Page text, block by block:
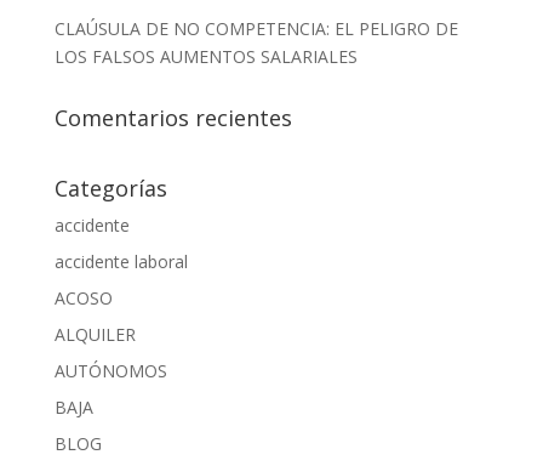
CLAÚSULA DE NO COMPETENCIA: EL PELIGRO DE
LOS FALSOS AUMENTOS SALARIALES
Comentarios recientes
Categorías
accidente
accidente laboral
ACOSO
ALQUILER
AUTÓNOMOS
BAJA
BLOG